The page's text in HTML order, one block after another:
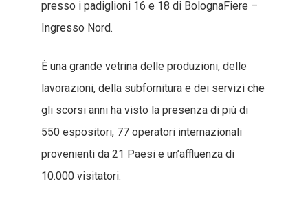
presso i padiglioni 16 e 18 di BolognaFiere –
Ingresso Nord.
È una grande vetrina delle produzioni, delle
lavorazioni, della subfornitura e dei servizi che
gli scorsi anni ha visto la presenza di più di
550 espositori, 77 operatori internazionali
provenienti da 21 Paesi e un’affluenza di
10.000 visitatori.